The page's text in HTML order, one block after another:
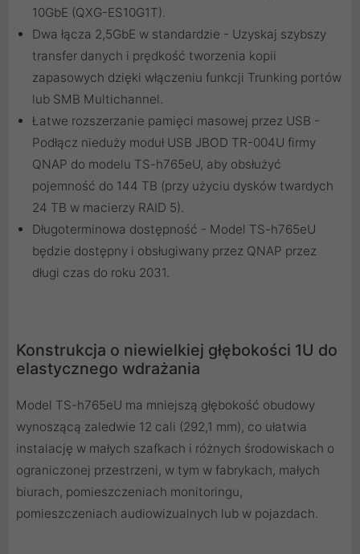
10GbE (QXG-ES10G1T).
Dwa łącza 2,5GbE w standardzie - Uzyskaj szybszy
transfer danych i prędkość tworzenia kopii
zapasowych dzięki włączeniu funkcji Trunking portów
lub SMB Multichannel.
Łatwe rozszerzanie pamięci masowej przez USB -
Podłącz nieduży moduł USB JBOD TR-004U firmy
QNAP do modelu TS-h765eU, aby obsłużyć
pojemność do 144 TB (przy użyciu dysków twardych
24 TB w macierzy RAID 5).
Długoterminowa dostępność - Model TS-h765eU
będzie dostępny i obsługiwany przez QNAP przez
długi czas do roku 2031.
Konstrukcja o niewielkiej głębokości 1U do
elastycznego wdrażania
Model TS-h765eU ma mniejszą głębokość obudowy
wynoszącą zaledwie 12 cali (292,1 mm), co ułatwia
instalację w małych szafkach i różnych środowiskach o
ograniczonej przestrzeni, w tym w fabrykach, małych
biurach, pomieszczeniach monitoringu,
pomieszczeniach audiowizualnych lub w pojazdach.